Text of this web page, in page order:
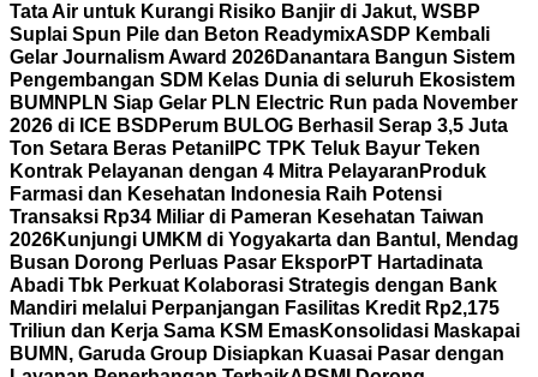
Tata Air untuk Kurangi Risiko Banjir di Jakut, WSBP
Suplai Spun Pile dan Beton ReadymixASDP Kembali
Gelar Journalism Award 2026Danantara Bangun Sistem
Pengembangan SDM Kelas Dunia di seluruh Ekosistem
BUMN PLN Siap Gelar PLN Electric Run pada November
2026 di ICE BSD Perum BULOG Berhasil Serap 3,5 Juta
Ton Setara Beras Petani IPC TPK Teluk Bayur Teken
Kontrak Pelayanan dengan 4 Mitra Pelayaran Produk
Farmasi dan Kesehatan Indonesia Raih Potensi
Transaksi Rp34 Miliar di Pameran Kesehatan Taiwan
2026Kunjungi UMKM di Yogyakarta dan Bantul, Mendag
Busan Dorong Perluas Pasar EksporPT Hartadinata
Abadi Tbk Perkuat Kolaborasi Strategis dengan Bank
Mandiri melalui Perpanjangan Fasilitas Kredit Rp2,175
Triliun dan Kerja Sama KSM EmasKonsolidasi Maskapai
BUMN, Garuda Group Disiapkan Kuasai Pasar dengan